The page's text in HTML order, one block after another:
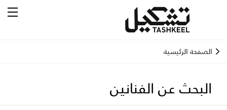
الصفحة الرئيسية
البحث عن الفنانين